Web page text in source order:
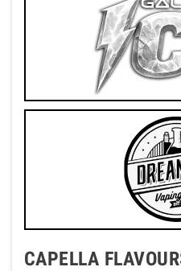
CAPELLA